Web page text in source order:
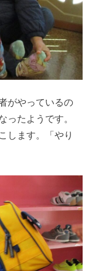
がやっているの
ったようです。
します。「やり